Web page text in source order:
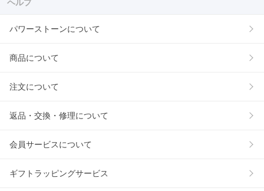
ヘルプ
パワーストーンについて
商品について
注文について
返品・交換・修理について
会員サービスについて
ギフトラッピングサービス